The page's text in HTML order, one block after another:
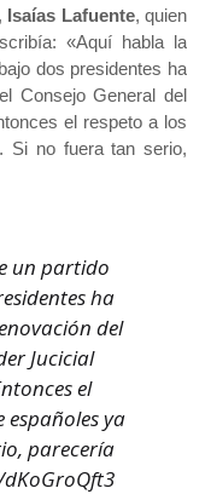
Isaías Lafuente, quien
«Aquí habla la
dos presidentes ha
Consejo General del
el respeto a los
Si no fuera tan serio,
un partido
ha
del
Jucicial
el
españoles ya
parecería